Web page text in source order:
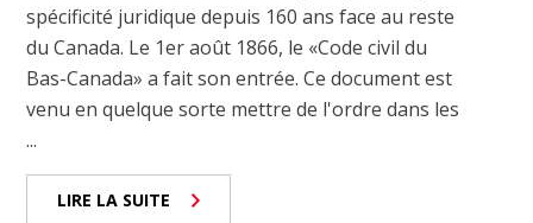
spécificité juridique depuis 160 ans face au reste
du Canada. Le 1er août 1866, le «Code civil du
Bas-Canada» a fait son entrée. Ce document est
venu en quelque sorte mettre de l'ordre dans les
...
LIRE LA SUITE